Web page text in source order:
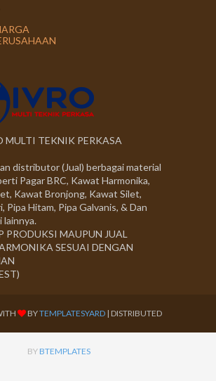
MULTI TEKNIK PERKASA
distributor (Jual) berbagai material
Pagar BRC, Kawat Harmonika,
Kawat Bronjong, Kawat Silet,
Pipa Hitam, Pipa Galvanis, & Dan
lainnya.
PRODUKSI MAUPUN JUAL
SESUAI DENGAN
BYTEMPLATESYARD| DISTRIBUTED
BY BTEMPLATES